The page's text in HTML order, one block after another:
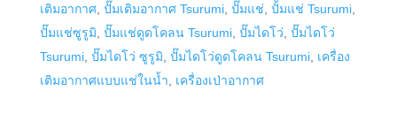
เติมอากาศ, ปั๊มเติมอากาศ Tsurumi, ปั๊มแช่ ปั้มแช่ Tsurumi,
ปั๊มแช่ซูรูมิ ปั๊มแช่ดูดโคลน Tsurumi, ปั๊มไดโว่ ปั๊มไดโว่
Tsurumi, ปั๊มไดโว่ ซูรูมิ ปั๊มไดโว่ดูดโคลน Tsurumi, เครื่อง
เติมอากาศแบบแช่ในน้ำ
เครื่องเป่าอากาศ